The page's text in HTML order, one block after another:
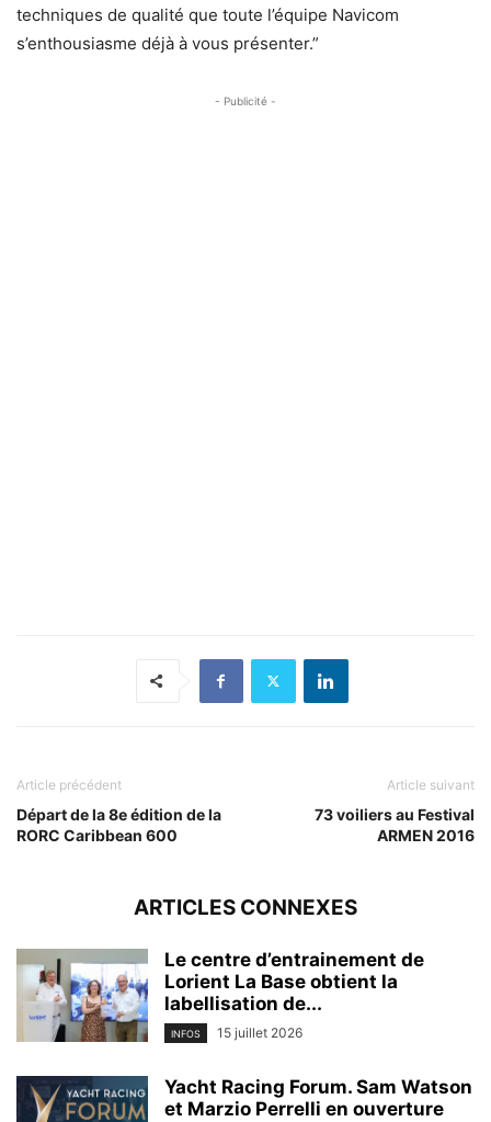
techniques de qualité que toute l’équipe Navicom
s’enthousiasme déjà à vous présenter.”
- Publicité -
Article précédent
Départ de la 8e édition de la
RORC Caribbean 600
Article suivant
73 voiliers au Festival
ARMEN 2016
ARTICLES CONNEXES
Le centre d’entrainement de
Lorient La Base obtient la
labellisation de...
INFOS 15 juillet 2026
Yacht Racing Forum. Sam Watson
et Marzio Perrelli en ouverture